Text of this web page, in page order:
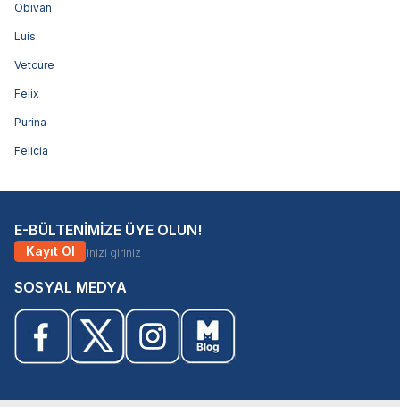
Obivan
Luis
Vetcure
Felix
Purina
Felicia
E-BÜLTENİMİZE ÜYE OLUN!
Kayıt Ol
SOSYAL MEDYA